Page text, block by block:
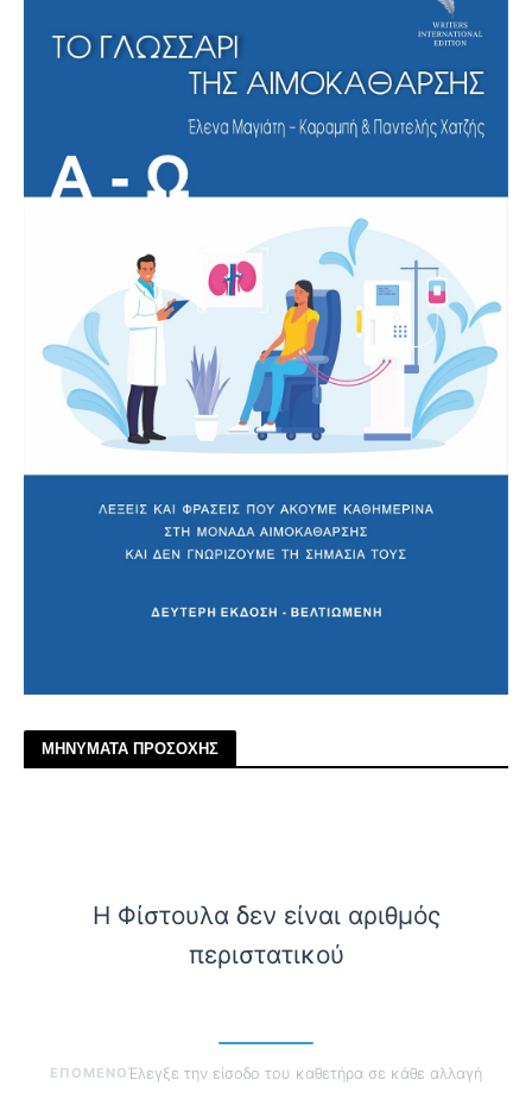
ΜΗΝΥΜΑΤΑ ΠΡΟΣΟΧΗΣ
Η Φίστουλα δεν είναι αριθμός
περιστατικού
ΕΠΟΜΕΝΟΈλεγξε την είσοδο του καθετήρα σε κάθε αλλαγή